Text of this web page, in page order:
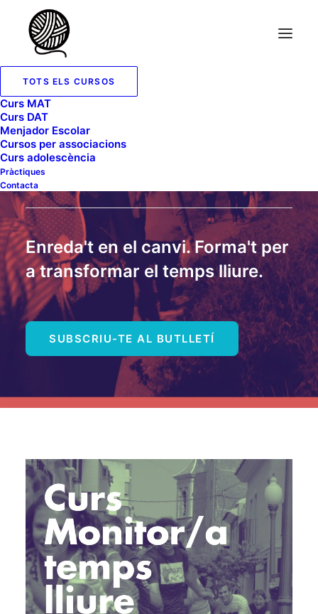
TOTS ELS CURSOS
Curs MAT
Curs DAT
Menjador Escolar
Cursos per associacions
Curs adolescència
Pràctiques
Contacta
ESCOLA D’ANIMACIÓ JUVENIL
A CASTELLÓ
Enreda't en el canvi. Forma't per
a transformar el temps lliure.
SUBSCRIU-TE AL BUTLLETÍ